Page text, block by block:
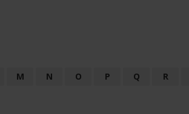
M N O P Q R